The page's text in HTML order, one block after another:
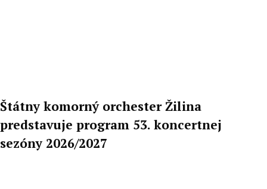
Štátny komorný orchester Žilina
predstavuje program 53. koncertnej
sezóny 2026/2027